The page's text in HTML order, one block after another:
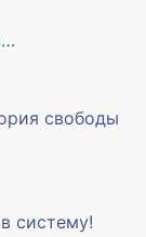
свободы
систему!